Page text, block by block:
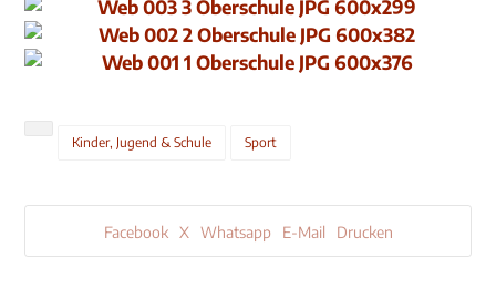
Kinder, Jugend & Schule Sport
Facebook X Whatsapp E-Mail Drucken